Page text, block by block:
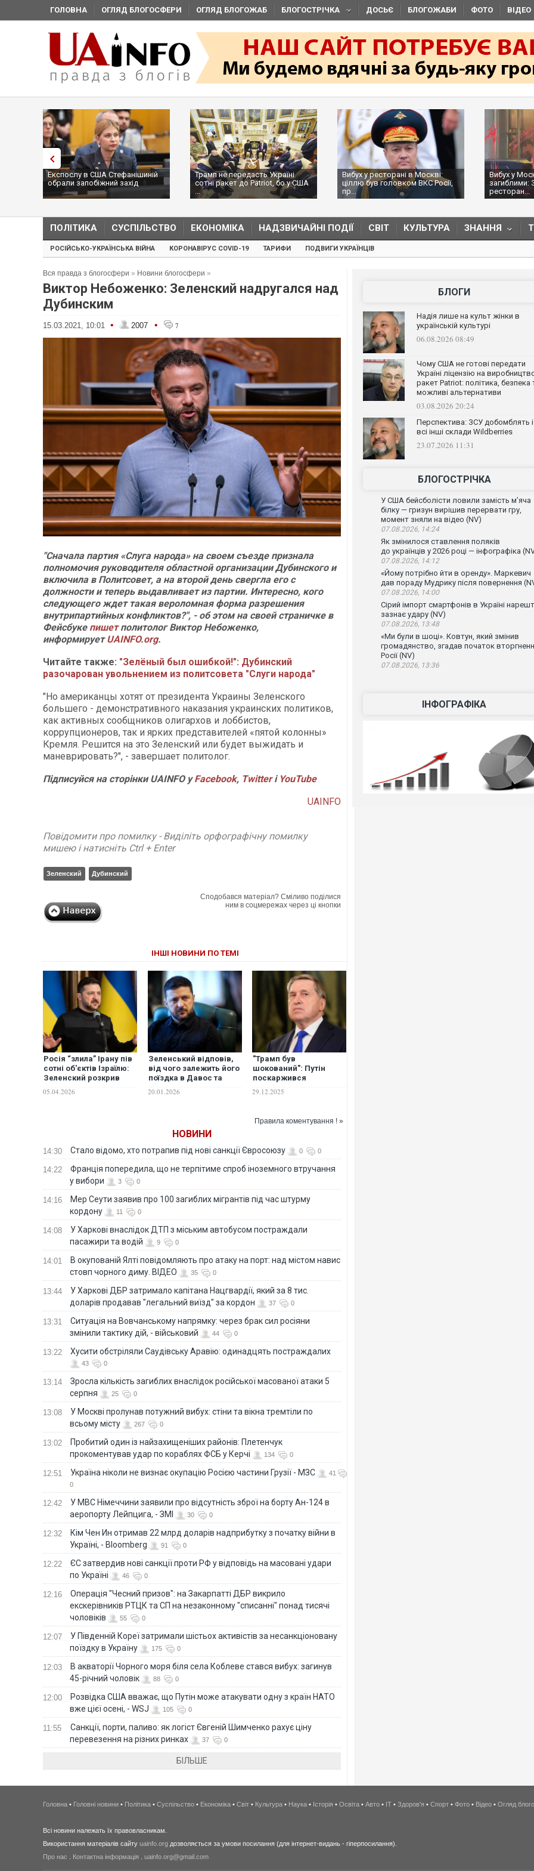
ГОЛОВНА ОГЛЯД БЛОГОСФЕРИ ОГЛЯД БЛОГОЖАБ БЛОГОСТРІЧКА ДОСЬЄ БЛОГОЖАБИ ФОТО ВІДЕО
Експослу в США Стефанішиній
обрали запобіжний захід
Трамп не передасть Україні
сотні ракет до Patriot, бо у США
...
Вибух у ресторані в Москві:
ціллю був головком ВКС Росії,
пр...
Вибух у
загиблими:
ресторан...
ПОЛІТИКА СУСПІЛЬСТВО ЕКОНОМІКА НАДЗВИЧАЙНІ ПОДІЇ СВІТ КУЛЬТУРА ЗНАННЯ
РОСІЙСЬКО-УКРАЇНСЬКА ВІЙНА КОРОНАВІРУС COVID-19 ТАРИФИ ПОДВИГИ УКРАЇНЦІВ
Вся правда з блогосфери » Новини блогосфери »
Виктор Небоженко: Зеленский надругался над
Дубинским
15.03.2021, 10:01 • 2007 • 7
"Сначала партия «Слуга народа» на своем съезде признала
полномочия руководителя областной организации Дубинского и
включила в Политсовет, а на второй день свергла его с
должности и теперь выдавливает из партии. Интересно, кого
следующего ждет такая вероломная форма разрешения
внутрипартийных конфликтов?", - об этом на своей страничке в
Фейсбуке пишетполитолог Виктор Небоженко,
информируетUAINFO.org.
Читайте также: "Зелёный был ошибкой!": Дубинский
разочарован увольнением из политсовета "Слуги народа"
"Но американцы хотят от президента Украины Зеленского
большего - демонстративного наказания украинских политиков,
как активных сообщников олигархов и лоббистов,
коррупционеров, так и ярких представителей «пятой колонны»
Кремля. Решится на это Зеленский или будет выжидать и
маневрировать?", - завершает политолог.
Підписуйся на сторінки UAINFO уFacebook, Twitterі YouTube
UAINFO
Повідомити про помилку - Виділіть орфографічну помилку
мишею і натисніть Ctrl + Enter
Зеленский Дубинский
Сподобався матеріал? Сміливо поділися
ним в соцмережах через ці кнопки
ІНШІ НОВИНИ ПО ТЕМІ
Росія “злила” Ірану пів
сотні об'єктів Ізраїлю:
Зеленский розкрив
05.04.2026
Зеленський відповів,
від чого залежить його
поїздка в Давос та
20.01.2026
"Трамп був
шокований": Путін
поскаржився
Зеленского
29.12.2025
Правила коментування ! »
НОВИНИ
14:30 Стало відомо, хто потрапив під нові санкції Євросоюзу 0 0
14:22
Франція попередила, що не терпітиме спроб іноземного втручання
у вибори
3 0
14:16
Мер Сеути заявив про 100 загиблих мігрантів під час штурму
кордону
11 0
14:08
У Харкові внаслідок ДТП з міським автобусом постраждали
пасажири та водій
9 0
14:01
В окупованій Ялті повідомляють про атаку на порт: над містом навис
стовп чорного диму. ВІДЕО
35 0
13:44
У Харкові ДБР затримало капітана Нацгвардії, який за 8 тис.
доларів продавав "легальний виїзд" за кордон
37 0
13:31
Ситуація на Вовчанському напрямку: через брак сил росіяни
змінили тактику дій, - військовий
44 0
13:22 Хусити обстріляли Саудівську Аравію: одинадцять постраждалих
43 0
13:14
Зросла кількість загиблих внаслідок російської масованої атаки 5
серпня
25 0
13:08
У Москві пролунав потужний вибух: стіни та вікна тремтіли по
всьому місту
267 0
13:02
Пробитий один із найзахищеніших районів: Плетенчук
прокоментував удар по кораблях ФСБ у Керчі
134 0
12:51 Україна ніколи не визнає окупацію Росією частини Грузії - МЗС
41
0
12:42
У МВС Німеччини заявили про відсутність зброї на борту Ан-124 в
аеропорту Лейпцига, - ЗМІ
30 0
12:32
Кім Чен Ин отримав 22 млрд доларів надприбутку з початку війни в
Україні, - Bloomberg
91 0
12:22
ЄС затвердив нові санкції проти РФ у відповідь на масовані удари
по Україні
46 0
12:16
Операція "Чесний призов": на Закарпатті ДБР викрило
екскерівників РТЦК та СП на незаконному "списанні" понад тисячі
чоловіків
55 0
12:07
У Південній Кореї затримали шістьох активістів за несанкціоновану
поїздку в Україну
175 0
12:03
В акваторії Чорного моря біля села Коблеве стався вибух: загинув
45-річний чоловік
88 0
12:00
Розвідка США вважає, що Путін може атакувати одну з країн НАТО
вже цієї осені, - WSJ
105 0
11:55
Санкції, порти, паливо: як логіст Євгеній Шимченко рахує ціну
перевезення на різних ринках
37 0
БІЛЬШЕ
БЛОГИ
Надія лише на культ жінки в
українській культурі
06.08.2026 08:49
Чому США не готові передати
Україні ліцензію на
ракет Patriot: політика, безпека
можливі альтернативи
03.08.2026 20:24
Перспектива: ЗСУ добомблять і
всі інші склади Wildberries
23.07.2026 11:31
БЛОГОСТРІЧКА
У США бейсболісти ловили замість м’яча
білку — гризун вирішив перервати гру,
момент зняли на відео (NV)
07.08.2026, 14:24
Як змінилося ставлення поляків
до українців у 2026 році — інфографіка
07.08.2026, 14:12
«Йому потрібно йти в оренду». Маркевич
дав пораду Мудрику після повернення
07.08.2026, 14:00
Сірий імпорт смартфонів в Україні
зазнає удару (NV)
07.08.2026, 13:48
«Ми були в шоці». Ковтун, який змінив
громадянство, згадав початок
Росії (NV)
07.08.2026, 13:36
ІНФОГРАФІКА
Ворог завдав комбінованого
двоє поранених. Ще десятеро
після атаки БПЛА по ринку на
В окупованій Ялті
порт: над містом навис стовп
Головна • Головні новини • Політика • Суспільство • Економіка • Світ • Культура • Наука • Історія • Освіта • Авто • IT • Здоров'я • Спорт • Фото • Відео • Огляд
Всі новини належать їх правовласникам.
Використання матеріалів сайту uainfo.org дозволяється за умови посилання (для інтернет-видань - гіперпосилання).
Про нас
Контактна інформація uainfo.org@gmail.com